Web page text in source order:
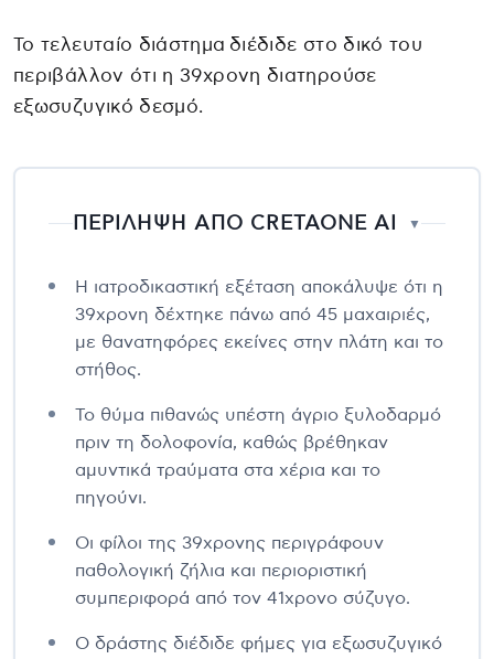
Το τελευταίο διάστημα διέδιδε στο δικό του
περιβάλλον ότι η 39χρονη διατηρούσε
εξωσυζυγικό δεσμό.
ΠΕΡΙΛΗΨΗ ΑΠΟ CRETAONE AI ▼
Η ιατροδικαστική εξέταση αποκάλυψε ότι η
39χρονη δέχτηκε πάνω από 45 μαχαιριές,
με θανατηφόρες εκείνες στην πλάτη και το
στήθος.
Το θύμα πιθανώς υπέστη άγριο ξυλοδαρμό
πριν τη δολοφονία, καθώς βρέθηκαν
αμυντικά τραύματα στα χέρια και το
πηγούνι.
Οι φίλοι της 39χρονης περιγράφουν
παθολογική ζήλια και περιοριστική
συμπεριφορά από τον 41χρονο σύζυγο.
Ο δράστης διέδιδε φήμες για εξωσυζυγικό